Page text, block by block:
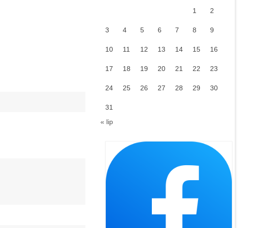
1 2
3 4 5 6 7 8 9
10 11 12 13 14 15 16
17 18 19 20 21 22 23
24 25 26 27 28 29 30
31
« lip